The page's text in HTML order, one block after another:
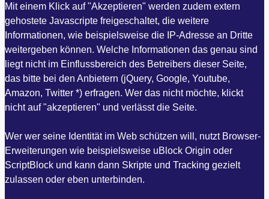
Mit einem Klick auf "Akzeptieren" werden zudem extern
gehostete Javascripte freigeschaltet, die weitere
Informationen, wie beispielsweise die IP-Adresse an Dritte
weitergeben können. Welche Informationen das genau sind
liegt nicht im Einflussbereich des Betreibers dieser Seite,
das bitte bei den Anbietern (jQuery, Google, Youtube,
Amazon, Twitter *) erfragen. Wer das nicht möchte, klickt
nicht auf "akzeptieren" und verlässt die Seite.
Wer wer seine Identität im Web schützen will, nutzt Browser-
Erweiterungen wie beispielsweise uBlock Origin oder
ScriptBlock und kann dann Skripte und Tracking gezielt
zulassen oder eben unterbinden.